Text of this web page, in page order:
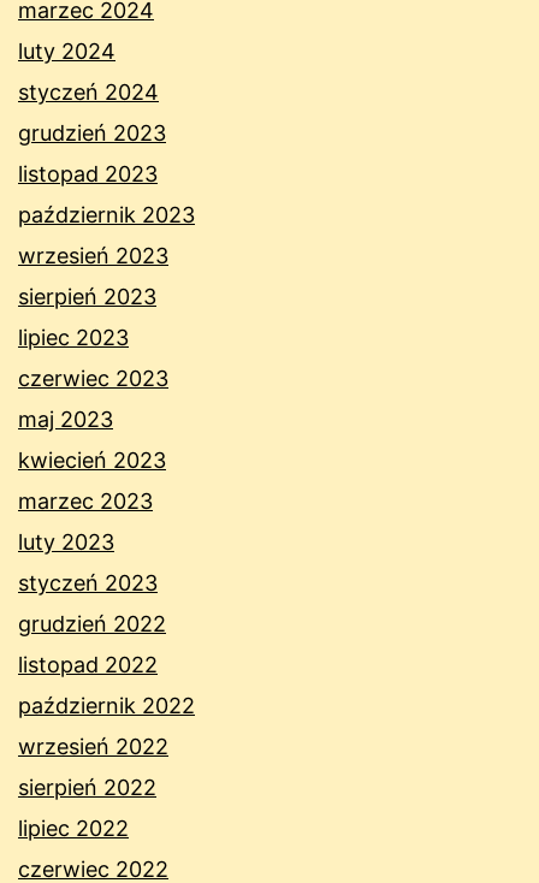
marzec 2024
luty 2024
styczeń 2024
grudzień 2023
listopad 2023
październik 2023
wrzesień 2023
sierpień 2023
lipiec 2023
czerwiec 2023
maj 2023
kwiecień 2023
marzec 2023
luty 2023
styczeń 2023
grudzień 2022
listopad 2022
październik 2022
wrzesień 2022
sierpień 2022
lipiec 2022
czerwiec 2022